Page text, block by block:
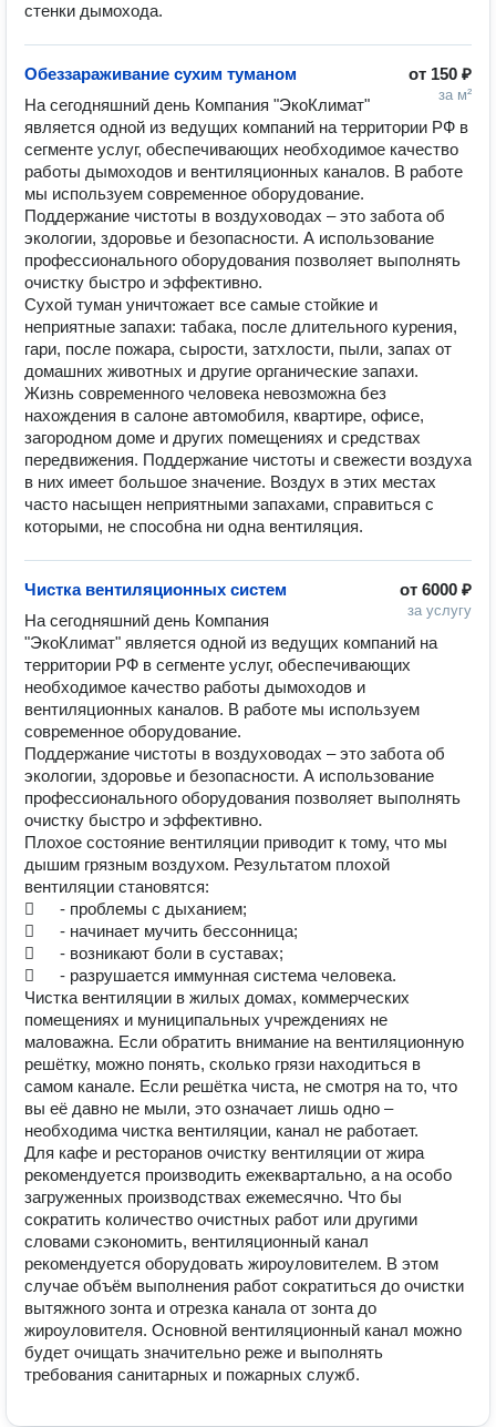
стенки дымохода.
от 150 ₽
за м²
Обеззараживание сухим туманом
На сегодняшний день Компания "ЭкоКлимат"
является одной из ведущих компаний на территории РФ в
сегменте услуг, обеспечивающих необходимое качество
работы дымоходов и вентиляционных каналов. В работе
мы используем современное оборудование.
Поддержание чистоты в воздуховодах – это забота об
экологии, здоровье и безопасности. А использование
профессионального оборудования позволяет выполнять
очистку быстро и эффективно.
Сухой туман уничтожает все самые стойкие и
неприятные запахи: табака, после длительного курения,
гари, после пожара, сырости, затхлости, пыли, запах от
домашних животных и другие органические запахи.
Жизнь современного человека невозможна без
нахождения в салоне автомобиля, квартире, офисе,
загородном доме и других помещениях и средствах
передвижения. Поддержание чистоты и свежести воздуха
в них имеет большое значение. Воздух в этих местах
часто насыщен неприятными запахами, справиться с
которыми, не способна ни одна вентиляция.
от 6000 ₽
за услугу
Чистка вентиляционных систем
На сегодняшний день Компания
"ЭкоКлимат" является одной из ведущих компаний на
территории РФ в сегменте услуг, обеспечивающих
необходимое качество работы дымоходов и
вентиляционных каналов. В работе мы используем
современное оборудование.
Поддержание чистоты в воздуховодах – это забота об
экологии, здоровье и безопасности. А использование
профессионального оборудования позволяет выполнять
очистку быстро и эффективно.
Плохое состояние вентиляции приводит к тому, что мы
дышим грязным воздухом. Результатом плохой
вентиляции становятся:
	- проблемы с дыханием;
	- начинает мучить бессонница;
	- возникают боли в суставах;
	- разрушается иммунная система человека.
Чистка вентиляции в жилых домах, коммерческих
помещениях и муниципальных учреждениях не
маловажна. Если обратить внимание на вентиляционную
решётку, можно понять, сколько грязи находиться в
самом канале. Если решётка чиста, не смотря на то, что
вы её давно не мыли, это означает лишь одно –
необходима чистка вентиляции, канал не работает.
Для кафе и ресторанов очистку вентиляции от жира
рекомендуется производить ежеквартально, а на особо
загруженных производствах ежемесячно. Что бы
сократить количество очистных работ или другими
словами сэкономить, вентиляционный канал
рекомендуется оборудовать жироуловителем. В этом
случае объём выполнения работ сократиться до очистки
вытяжного зонта и отрезка канала от зонта до
жироуловителя. Основной вентиляционный канал можно
будет очищать значительно реже и выполнять
требования санитарных и пожарных служб.